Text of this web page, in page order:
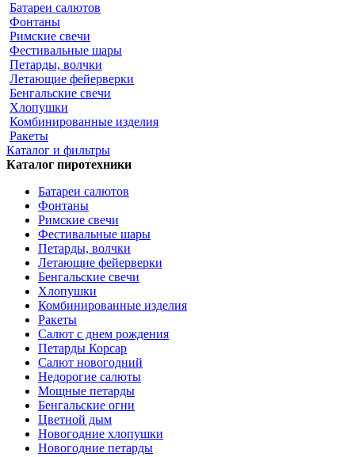
Батареи салютов
Фонтаны
Римские свечи
Фестивальные шары
Петарды, волчки
Летающие фейерверки
Бенгальские свечи
Хлопушки
Комбинированные изделия
Ракеты
Каталог и фильтры
Каталог пиротехники
Батареи салютов
Фонтаны
Римские свечи
Фестивальные шары
Петарды, волчки
Летающие фейерверки
Бенгальские свечи
Хлопушки
Комбинированные изделия
Ракеты
Салют с днем рождения
Петарды Корсар
Салют новогодний
Недорогие салюты
Мощные петарды
Бенгальские огни
Цветной дым
Новогодние хлопушки
Новогодние петарды